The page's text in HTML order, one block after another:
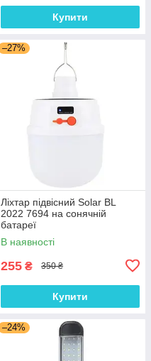
Купити
–27%
Ліхтар підвісний Solar BL
2022 7694 на сонячній
батареї
В наявності
255 ₴ 350 ₴
Купити
–24%